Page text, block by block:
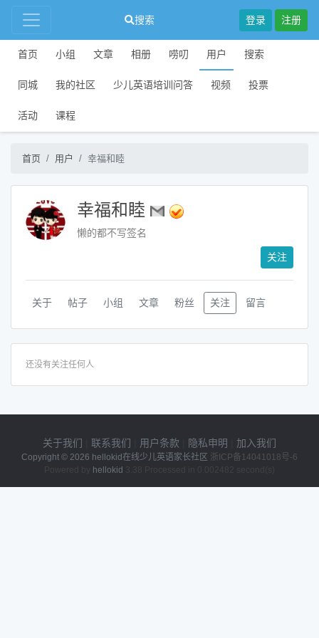
搜索 登录 注册
首页 小组 文章 相册 唠叨 用户 搜索
同城 我的社区 少儿英语培训问答 视频 投票
活动 课程
首页 用户 幸福和睦
幸福和睦
懒的都不写签名
关注
关于 帖子 小组 文章 粉丝 关注 留言
还没有关注任何人
关于我们 联系我们 用户条款 隐私申明 加入我们
Copyright © 2026 hellokid在线少儿英语家长社区 浙ICP备14041018号-6
Powered by
hellokid 3.38 Processed in 0.002482 second(s)